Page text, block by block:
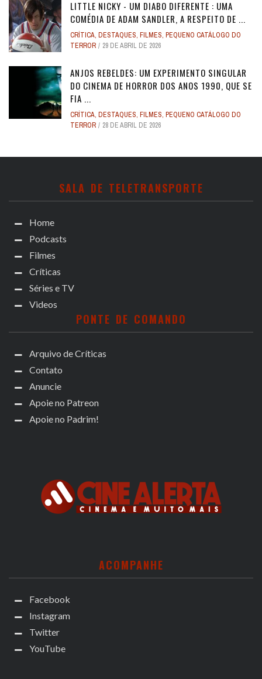
LITTLE NICKY - UM DIABO DIFERENTE : UMA
COMÉDIA DE ADAM SANDLER, A RESPEITO DE ...
CRÍTICA, DESTAQUES, FILMES, PEQUENO CATÁLOGO DO
TERROR
29 DE ABRIL DE 2026
ANJOS REBELDES: UM EXPERIMENTO SINGULAR
DO CINEMA DE HORROR DOS ANOS 1990, QUE SE
FIA ...
CRÍTICA, DESTAQUES, FILMES, PEQUENO CATÁLOGO DO
TERROR
28 DE ABRIL DE 2026
SALA DE TELETRANSPORTE
Home
Podcasts
Filmes
Críticas
Séries e TV
Videos
PONTE DE COMANDO
Arquivo de Críticas
Contato
Anuncie
Apoie no Patreon
Apoie no Padrim!
ACOMPANHE
Facebook
Instagram
Twitter
YouTube